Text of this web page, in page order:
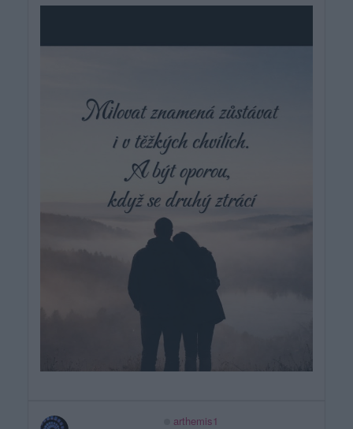
arthemis1